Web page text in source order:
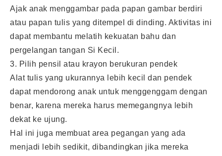
Ajak anak menggambar pada papan gambar berdiri
atau papan tulis yang ditempel di dinding. Aktivitas ini
dapat membantu melatih kekuatan bahu dan
pergelangan tangan Si Kecil.
3. Pilih pensil atau krayon berukuran pendek
Alat tulis yang ukurannya lebih kecil dan pendek
dapat mendorong anak untuk menggenggam dengan
benar, karena mereka harus memegangnya lebih
dekat ke ujung.
Hal ini juga membuat area pegangan yang ada
menjadi lebih sedikit, dibandingkan jika mereka